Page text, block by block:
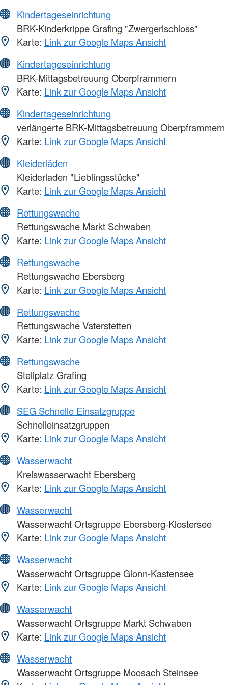
Kindertageseinrichtung
BRK-Kinderkrippe Grafing "Zwergerlschloss"
Karte: Link zur Google Maps Ansicht
Kindertageseinrichtung
BRK-Mittagsbetreuung Oberpframmern
Karte: Link zur Google Maps Ansicht
Kindertageseinrichtung
verlängerte BRK-Mittagsbetreuung Oberpframmern
Karte: Link zur Google Maps Ansicht
Kleiderläden
Kleiderladen "Lieblingsstücke"
Karte: Link zur Google Maps Ansicht
Rettungswache
Rettungswache Markt Schwaben
Karte: Link zur Google Maps Ansicht
Rettungswache
Rettungswache Ebersberg
Karte: Link zur Google Maps Ansicht
Rettungswache
Rettungswache Vaterstetten
Karte: Link zur Google Maps Ansicht
Rettungswache
Stellplatz Grafing
Karte: Link zur Google Maps Ansicht
SEG Schnelle Einsatzgruppe
Schnelleinsatzgruppen
Karte: Link zur Google Maps Ansicht
Wasserwacht
Kreiswasserwacht Ebersberg
Karte: Link zur Google Maps Ansicht
Wasserwacht
Wasserwacht Ortsgruppe Ebersberg-Klostersee
Karte: Link zur Google Maps Ansicht
Wasserwacht
Wasserwacht Ortsgruppe Glonn-Kastensee
Karte: Link zur Google Maps Ansicht
Wasserwacht
Wasserwacht Ortsgruppe Markt Schwaben
Karte: Link zur Google Maps Ansicht
Wasserwacht
Wasserwacht Ortsgruppe Moosach Steinsee